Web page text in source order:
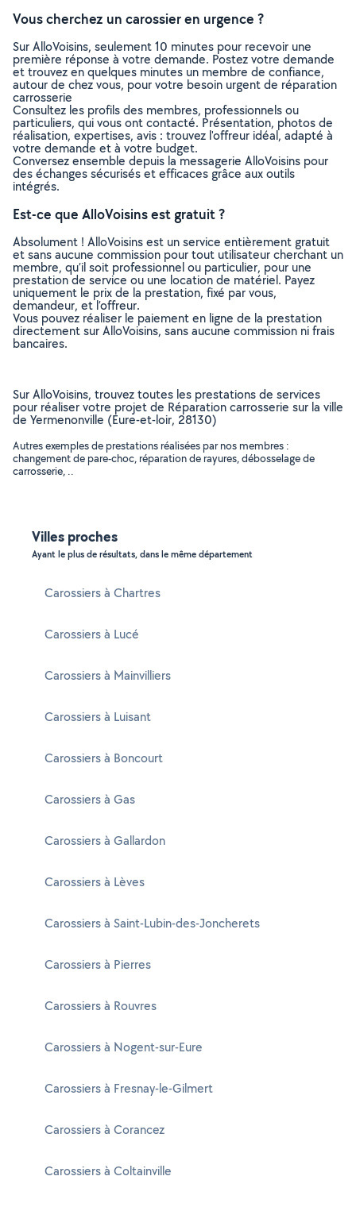
Vous cherchez un carossier en urgence ?
Sur AlloVoisins, seulement 10 minutes pour recevoir une
première réponse à votre demande. Postez votre demande
et trouvez en quelques minutes un membre de confiance,
autour de chez vous, pour votre besoin urgent de réparation
carrosserie
Consultez les profils des membres, professionnels ou
particuliers, qui vous ont contacté. Présentation, photos de
réalisation, expertises, avis : trouvez l'offreur idéal, adapté à
votre demande et à votre budget.
Conversez ensemble depuis la messagerie AlloVoisins pour
des échanges sécurisés et efficaces grâce aux outils
intégrés.
Est-ce que AlloVoisins est gratuit ?
Absolument ! AlloVoisins est un service entièrement gratuit
et sans aucune commission pour tout utilisateur cherchant un
membre, qu’il soit professionnel ou particulier, pour une
prestation de service ou une location de matériel. Payez
uniquement le prix de la prestation, fixé par vous,
demandeur, et l’offreur.
Vous pouvez réaliser le paiement en ligne de la prestation
directement sur AlloVoisins, sans aucune commission ni frais
bancaires.
Sur AlloVoisins, trouvez toutes les prestations de services
pour réaliser votre projet de Réparation carrosserie sur la ville
de Yermenonville (Eure-et-loir, 28130)
Autres exemples de prestations réalisées par nos membres :
changement de pare-choc, réparation de rayures, débosselage de
carrosserie, ..
Villes proches
Ayant le plus de résultats, dans le même département
Carossiers à Chartres
Carossiers à Lucé
Carossiers à Mainvilliers
Carossiers à Luisant
Carossiers à Boncourt
Carossiers à Gas
Carossiers à Gallardon
Carossiers à Lèves
Carossiers à Saint-Lubin-des-Joncherets
Carossiers à Pierres
Carossiers à Rouvres
Carossiers à Nogent-sur-Eure
Carossiers à Fresnay-le-Gilmert
Carossiers à Corancez
Carossiers à Coltainville